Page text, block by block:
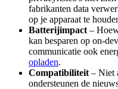
fabrikanten data
op je apparaat te
Batterijimpact –
kan besparen op on-
communicatie ook
opladen.
Compatibiliteit – Niet
ondersteunen de